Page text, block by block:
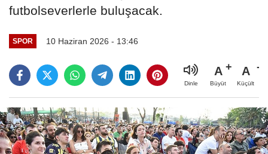
futbolseverlerle buluşacak.
SPOR 10 Haziran 2026 - 13:46
Dinle
A
Büyüt
A
Küçült